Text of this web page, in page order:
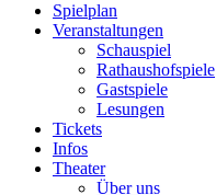
Spielplan
Veranstaltungen
Schauspiel
Rathaushofspiele
Gastspiele
Lesungen
Tickets
Infos
Theater
Über uns